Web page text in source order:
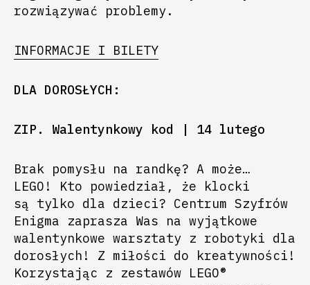
rozwiązywać problemy.
INFORMACJE I BILETY
DLA DOROSŁYCH:
ZIP. Walentynkowy kod | 14 lutego
Brak pomysłu na randkę? A może…
LEGO! Kto powiedział, że klocki
są tylko dla dzieci? Centrum Szyfrów
Enigma zaprasza Was na wyjątkowe
walentynkowe warsztaty z robotyki dla
dorosłych! Z miłości do kreatywności!
Korzystając z zestawów LEGO®